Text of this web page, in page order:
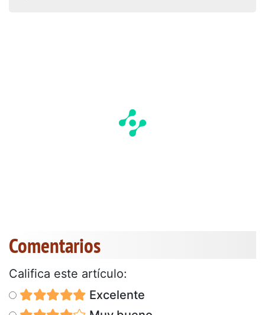
Comentarios
Califica este artículo:
Excelente